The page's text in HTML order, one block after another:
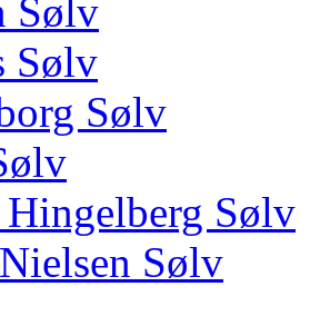
Sølv
Sølv
Sølv
Hingelberg Sølv
Sølv